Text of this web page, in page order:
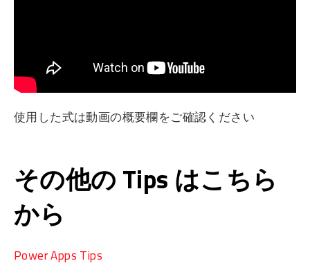
使用した式は動画の概要欄をご確認ください
その他の Tips はこちら
から
Power Apps Tips